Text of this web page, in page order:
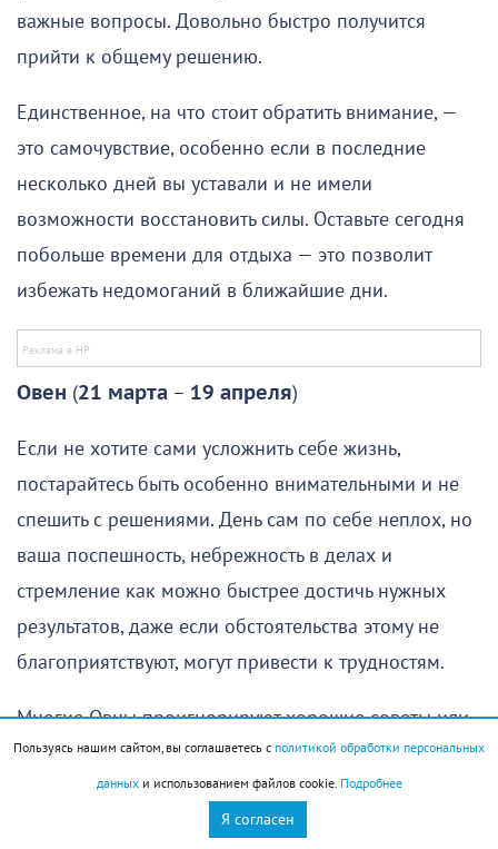
важные вопросы. Довольно быстро получится
прийти к общему решению.
Единственное, на что стоит обратить внимание, —
это самочувствие, особенно если в последние
несколько дней вы уставали и не имели
возможности восстановить силы. Оставьте сегодня
побольше времени для отдыха — это позволит
избежать недомоганий в ближайшие дни.
Овен (21 марта – 19 апреля)
Если не хотите сами усложнить себе жизнь,
постарайтесь быть особенно внимательными и не
спешить с решениями. День сам по себе неплох, но
ваша поспешность, небрежность в делах и
стремление как можно быстрее достичь нужных
результатов, даже если обстоятельства этому не
благоприятствуют, могут привести к трудностям.
Многие Овны проигнорируют хорошие советы или
оставят без внимания вполне явные подсказки о
том, как следует действовать. Из-за этого не удастся
вовремя решить задачи, требующие внимания. В
Пользуясь нашим сайтом, вы соглашаетесь с политикой обработки персональных
данныхи использованием файлов cookie. Подробнее
Я согласен